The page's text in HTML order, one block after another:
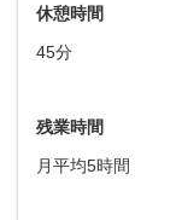
休憩時間
45分
残業時間
月平均5時間